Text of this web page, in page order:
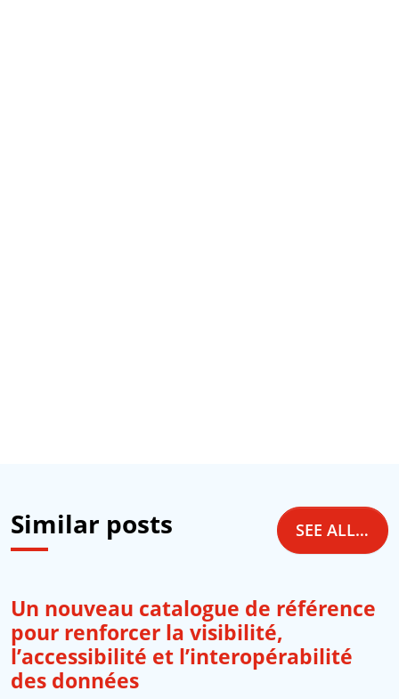
Similar posts SEE ALL NEWS
Un nouveau catalogue de référence
pour renforcer la visibilité,
l’accessibilité et l’interopérabilité
des données